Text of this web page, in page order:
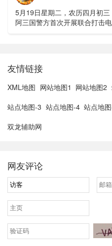
5月19日星期二，农历四月初
阿三国警方首次开展联合打击
友情链接
XML地图 网站地图1 网站地图2
站点地图-3 站点地图-4 站点地
双龙辅助网
网友评论